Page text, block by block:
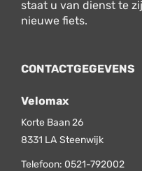
staat u van dienst te
nieuwe fiets.
CONTACTGEGEVENS
Velomax
Korte Baan 26
8331 LA Steenwijk
Telefoon: 0521-792002